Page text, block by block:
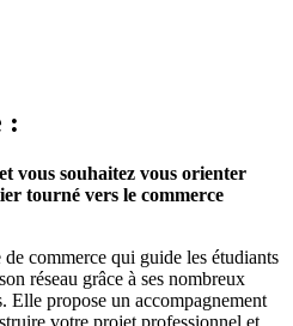
:
vous souhaitez vous orienter
tourné vers le commerce
de commerce qui guide les étudiants
réseau grâce à ses nombreux
Elle propose un accompagnement